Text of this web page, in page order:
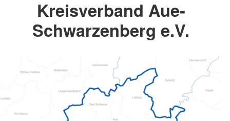
Kreisverband Aue-
Schwarzenberg e.V.